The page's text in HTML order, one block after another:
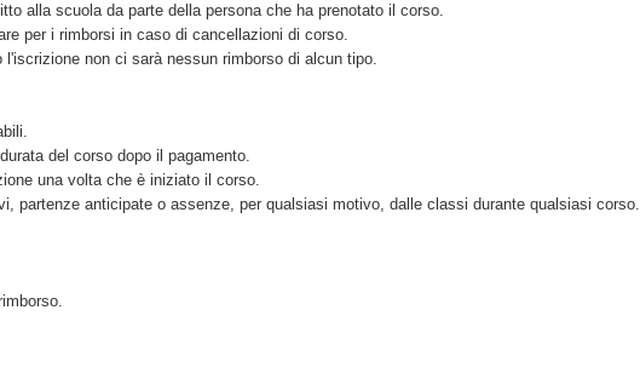
alla scuola da parte della persona che ha prenotato il corso.
per i rimborsi in caso di cancellazioni di corso.
non ci sarà nessun rimborso di alcun tipo.
del corso dopo il pagamento.
una volta che è iniziato il corso.
partenze anticipate o assenze, per qualsiasi motivo, dalle classi durante qualsiasi corso.